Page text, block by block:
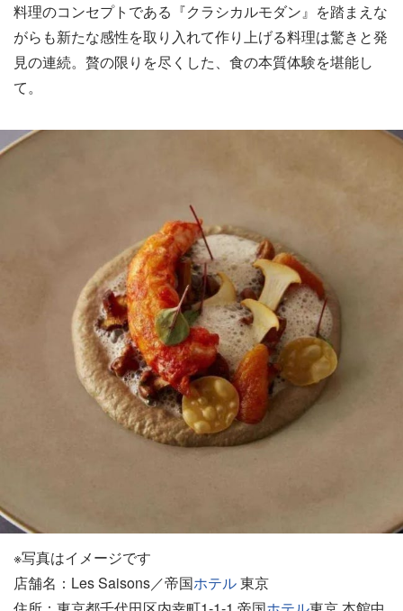
料理のコンセプトである『クラシカルモダン』を踏まえな
がらも新たな感性を取り入れて作り上げる料理は驚きと発
見の連続。贅の限りを尽くした、食の本質体験を堪能し
て。
※写真はイメージです
店舗名：Les Saisons／帝国ホテル東京